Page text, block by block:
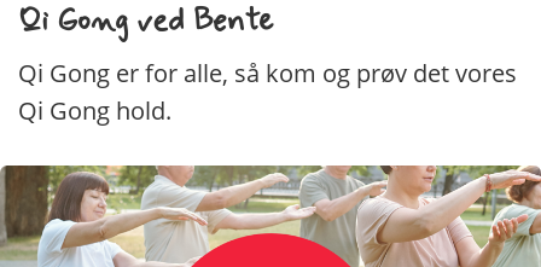
Qi Gong ved Bente
Qi Gong er for alle, så kom og prøv det vores
Qi Gong hold.